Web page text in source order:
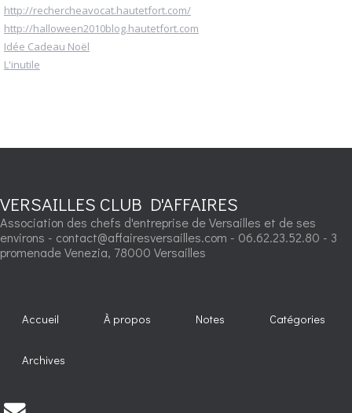
http://rechercheavocat.hautetfort.com/
http://halloween2010blog.hautetfort.com
Idée Cadeau Noël
L'inutile
VERSAILLES CLUB D'AFFAIRES
Association des chefs d'entreprise de Versailles et de ses
environs - contact@affairesversailles.com - 06.62.23.52.80 - 3
promenade Venezia, 78000 Versailles
Accueil À propos Notes Catégories
Archives